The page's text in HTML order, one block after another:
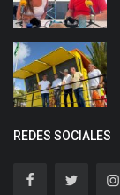
REDES SOCIALES